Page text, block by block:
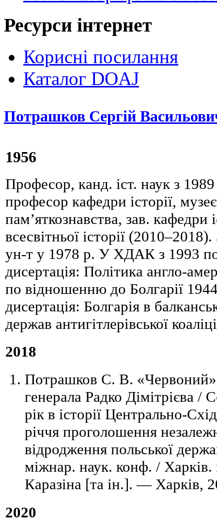
Ресурси інтернет
Корисні посилання
Каталог DOAJ
Потрашков Сергій
1956
Професор, канд. іст. наук з
професор кафедри історії,
пам’яткознавства, зав. кафедри
всесвітньої історії
ун-т у 1978 р. У ХДАК з 1993
дисертація: Політика англо-
по відношенню до Болгарії
дисертація: Болгарія в
держав антигітлерівської
2018
Потрашков С. В. «Червоний»
генерала Радко Дімітрієва
рік в історії Центрально-
річчя проголошення
відродження польської
міжнар. наук. конф. /
Каразіна [та ін.]. — Харків,
2020